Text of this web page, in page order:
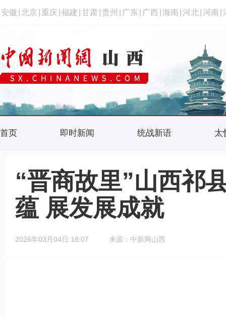
安徽 北京 重庆 福建 甘肃 贵州 广东 广西 海南 河北 河南
首页 即时新闻 统战新语 太
“晋商故里”山西祁
蕴 展发展成就
2026年03月04日 18:07 来源：中新网山西